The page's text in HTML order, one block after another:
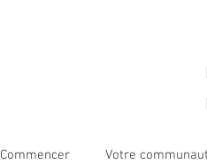
Commencer Votre